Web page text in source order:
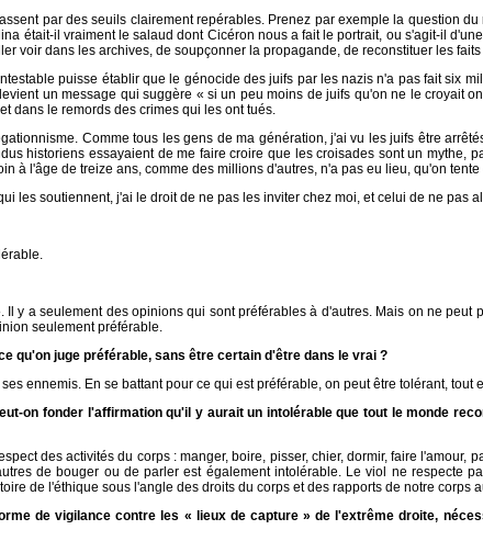
par des seuils clairement repérables. Prenez par exemple la question
était-il vraiment le salaud dont Cicéron nous a fait le portrait, ou s'agit-il
voir dans les archives, de soupçonner la propagande, de reconstituer les
puisse établir que le génocide des juifs par les nazis n'a pas fait six
un message qui suggère « si un peu moins de juifs qu'on ne le croyait
dans le remords des crimes qui les ont tués.
Comme tous les gens de ma génération, j'ai vu les juifs être
historiens essayaient de me faire croire que les croisades sont un
à l'âge de treize ans, comme des millions d'autres, n'a pas eu lieu, qu'on
les soutiennent, j'ai le droit de ne pas les inviter chez moi, et celui de ne pas
y a seulement des opinions qui sont préférables à d'autres. Mais on ne
seulement préférable.
qu'on juge préférable, sans être certain d'être dans le vrai ?
ennemis. En se battant pour ce qui est préférable, on peut être tolérant, tout
on fonder l'affirmation qu'il y aurait un intolérable que tout le monde
des activités du corps : manger, boire, pisser, chier, dormir, faire
de bouger ou de parler est également intolérable. Le viol ne respecte
de l'éthique sous l'angle des droits du corps et des rapports de notre corps
de vigilance contre les « lieux de capture » de l'extrême droite,